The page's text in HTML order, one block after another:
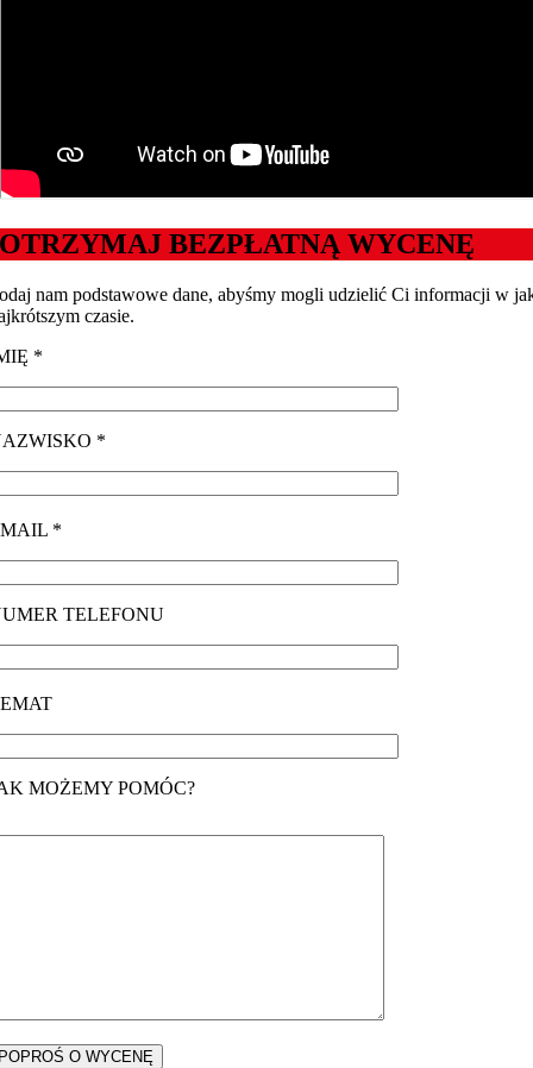
OTRZYMAJ BEZPŁATNĄ WYCENĘ
nam podstawowe dane, abyśmy mogli udzielić Ci informacji w
czasie.
*
*
*
TELEFONU
MOŻEMY POMÓC?